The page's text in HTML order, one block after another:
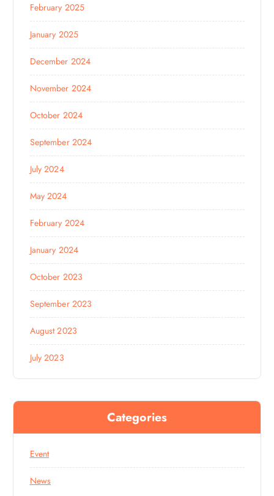
February 2025
January 2025
December 2024
November 2024
October 2024
September 2024
July 2024
May 2024
February 2024
January 2024
October 2023
September 2023
August 2023
July 2023
Categories
Event
News